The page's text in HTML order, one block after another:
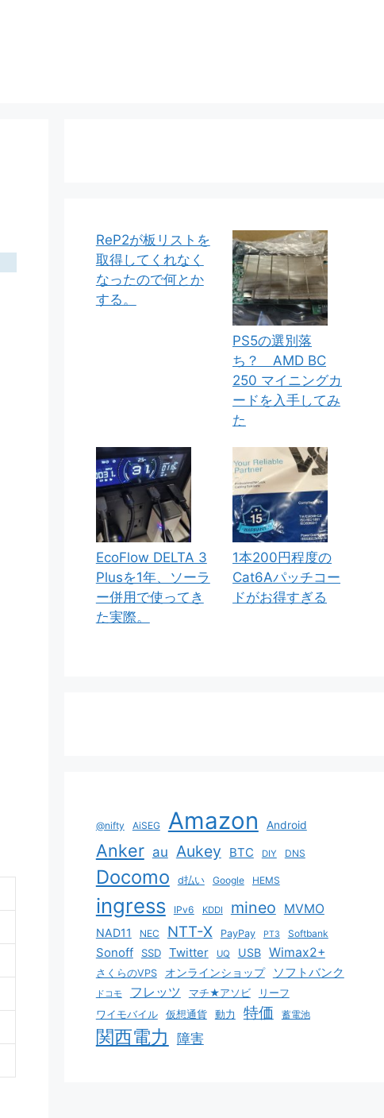
ReP2が板リストを
取得してくれなく
なったので何とか
する。
PS5の選別落
ち？ AMD BC
250 マイニングカ
ードを入手してみ
た
EcoFlow DELTA 3
Plusを1年、ソーラ
ー併用で使ってき
た実際。
1本200円程度の
Cat6Aパッチコー
ドがお得すぎる
@nifty AiSEG Amazon Android
Anker au Aukey BTC DIY DNS
Docomo d払い Google HEMS
ingress IPv6 KDDI mineo MVMO
NAD11 NEC NTT-X PayPay PT3 Softbank
Sonoff SSD Twitter UQ USB Wimax2+
さくらのVPS オンラインショップ ソフトバンク
ドコモ フレッツ マチ★アソビ
リーフ
ワイモバイル
仮想通貨 動力 特価 蓄電池
関西電力 障害